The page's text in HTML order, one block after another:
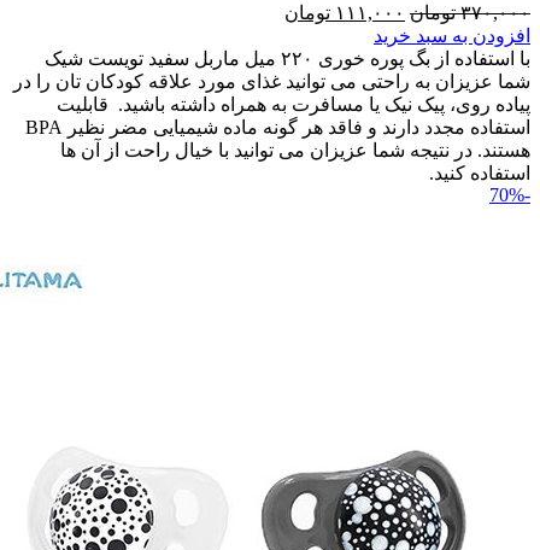
۳۷۰,۰۰۰ تومان ۱۱۱,۰۰۰ تومان
افزودن به سبد خرید
با استفاده از بگ پوره خوری ۲۲۰ میل ماربل سفید تویست شیک
شما عزیزان به راحتی می توانید غذای مورد علاقه کودکان تان را در
پیاده روی، پیک نیک یا مسافرت به همراه داشته باشید. قابلیت
استفاده مجدد دارند و فاقد هر گونه ماده شیمیایی مضر نظیر BPA
هستند. در نتیجه شما عزیزان می توانید با خیال راحت از آن ها
استفاده کنید.
-70%